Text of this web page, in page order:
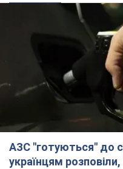
АЗС "готуються" до
українцям